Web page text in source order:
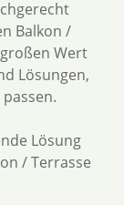
Balkon /
Wert
Lösungen,
Lösung
/ Terrasse